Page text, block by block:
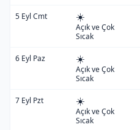
5 Eyl Cmt ☀️
Açık ve Çok
Sıcak
6 Eyl Paz ☀️
Açık ve Çok
Sıcak
7 Eyl Pzt ☀️
Açık ve Çok
Sıcak